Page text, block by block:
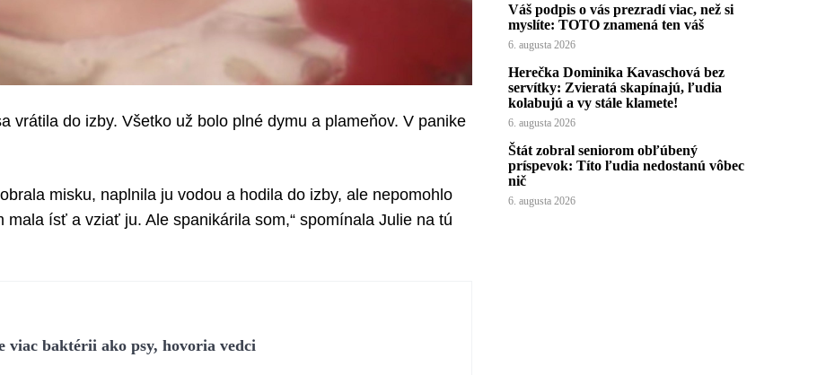
vrátila do izby. Všetko už bolo plné dymu a plameňov. V panike
misku, naplnila ju vodou a hodila do izby, ale nepomohlo
ísť a vziať ju. Ale spanikárila som,“ spomínala Julie na tú
viac baktérii ako psy, hovoria vedci
Váš podpis o vás prezradí viac, než si
myslíte: TOTO znamená ten váš
6. augusta 2026
Herečka Dominika Kavaschová bez
servítky: Zvieratá skapínajú, ľudia
kolabujú a vy stále klamete!
6. augusta 2026
Štát zobral seniorom obľúbený
príspevok: Títo ľudia nedostanú vôbec
nič
6. augusta 2026